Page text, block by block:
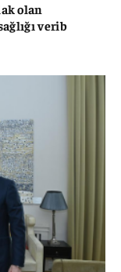
olan
verib